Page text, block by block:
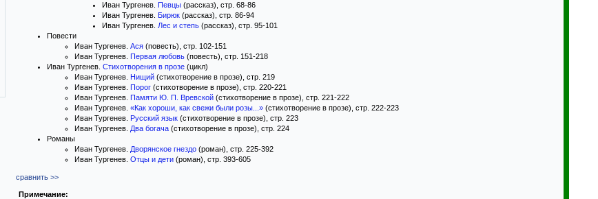
Иван Тургенев. Певцы (рассказ), стр. 68-86
Иван Тургенев. Бирюк (рассказ), стр. 86-94
Иван Тургенев. Лес и степь (рассказ), стр. 95-101
Повести
Иван Тургенев. Ася (повесть), стр. 102-151
Иван Тургенев. Первая любовь (повесть), стр. 151-218
Иван Тургенев. Стихотворения в прозе (цикл)
Иван Тургенев. Нищий (стихотворение в прозе), стр. 219
Иван Тургенев. Порог (стихотворение в прозе), стр. 220-221
Иван Тургенев. Памяти Ю. П. Вревской (стихотворение в прозе), стр. 221-222
Иван Тургенев. «Как хороши, как свежи были розы...» (стихотворение в прозе), стр. 222-223
Иван Тургенев. Русский язык (стихотворение в прозе), стр. 223
Иван Тургенев. Два богача (стихотворение в прозе), стр. 224
Романы
Иван Тургенев. Дворянское гнездо (роман), стр. 225-392
Иван Тургенев. Отцы и дети (роман), стр. 393-605
сравнить >>
Примечание: